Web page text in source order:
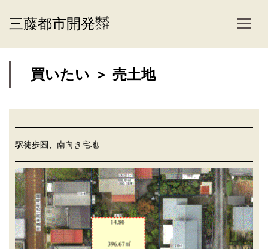
三藤都市開発株式
会社
買いたい ＞ 売土地
駅徒歩圏、南向き宅地